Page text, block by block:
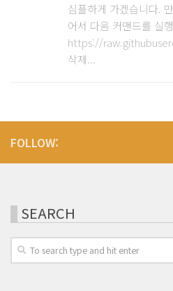
심플하게 가겠습니다.
어서 다음 커맨드를 실
https://
삭제...
FOLLOW:
SEARCH